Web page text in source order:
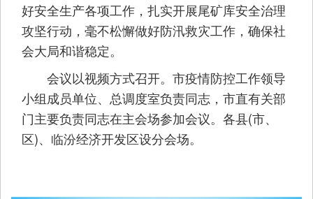
好安全生产各项工作，扎实开展尾矿库安全治理
攻坚行动，毫不松懈做好防汛救灾工作，确保社
会大局和谐稳定。
会议以视频方式召开。市疫情防控工作领导
小组成员单位、总调度室负责同志，市直有关部
门主要负责同志在主会场参加会议。各县(市、
区)、临汾经济开发区设分会场。